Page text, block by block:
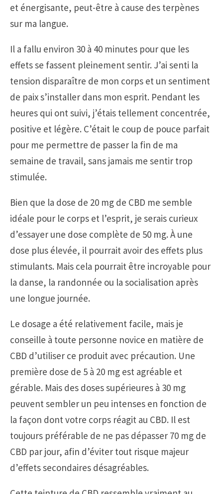
et énergisante, peut-être à cause des terpènes
sur ma langue.
Il a fallu environ 30 à 40 minutes pour que les
effets se fassent pleinement sentir. J’ai senti la
tension disparaître de mon corps et un sentiment
de paix s’installer dans mon esprit. Pendant les
heures qui ont suivi, j’étais tellement concentrée,
positive et légère. C’était le coup de pouce parfait
pour me permettre de passer la fin de ma
semaine de travail, sans jamais me sentir trop
stimulée.
Bien que la dose de 20 mg de CBD me semble
idéale pour le corps et l’esprit, je serais curieux
d’essayer une dose complète de 50 mg. À une
dose plus élevée, il pourrait avoir des effets plus
stimulants. Mais cela pourrait être incroyable pour
la danse, la randonnée ou la socialisation après
une longue journée.
Le dosage a été relativement facile, mais je
conseille à toute personne novice en matière de
CBD d’utiliser ce produit avec précaution. Une
première dose de 5 à 20 mg est agréable et
gérable. Mais des doses supérieures à 30 mg
peuvent sembler un peu intenses en fonction de
la façon dont votre corps réagit au CBD. Il est
toujours préférable de ne pas dépasser 70 mg de
CBD par jour, afin d’éviter tout risque majeur
d’effets secondaires désagréables.